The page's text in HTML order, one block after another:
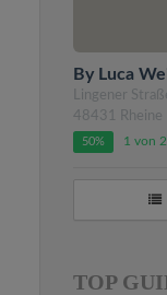
By Luca
Lingener
48431 Rheine
50% 1 von
TOP